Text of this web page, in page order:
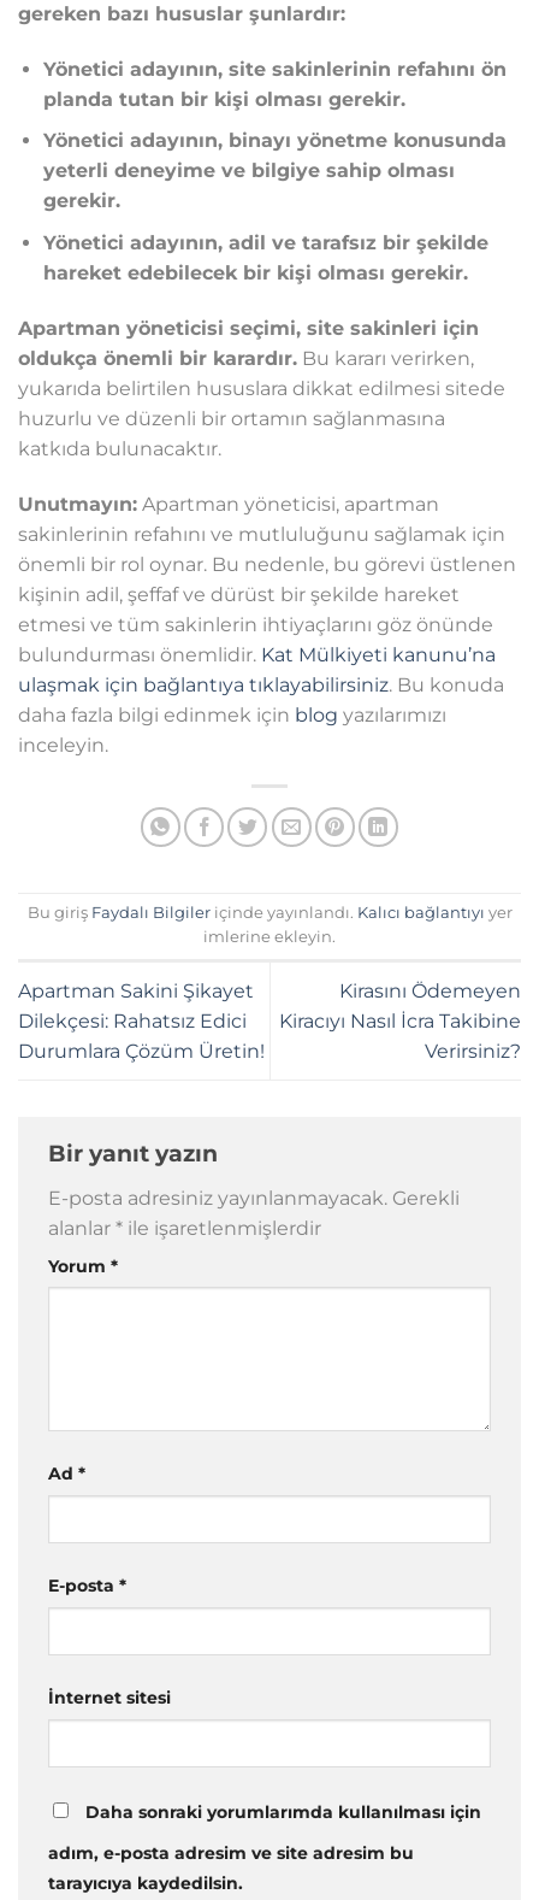
gereken bazı hususlar şunlardır:
Yönetici adayının, site sakinlerinin refahını ön
planda tutan bir kişi olması gerekir.
Yönetici adayının, binayı yönetme konusunda
yeterli deneyime ve bilgiye sahip olması
gerekir.
Yönetici adayının, adil ve tarafsız bir şekilde
hareket edebilecek bir kişi olması gerekir.
Apartman yöneticisi seçimi, site sakinleri için
oldukça önemli bir karardır. Bu kararı verirken,
yukarıda belirtilen hususlara dikkat edilmesi sitede
huzurlu ve düzenli bir ortamın sağlanmasına
katkıda bulunacaktır.
Unutmayın: Apartman yöneticisi, apartman
sakinlerinin refahını ve mutluluğunu sağlamak için
önemli bir rol oynar. Bu nedenle, bu görevi üstlenen
kişinin adil, şeffaf ve dürüst bir şekilde hareket
etmesi ve tüm sakinlerin ihtiyaçlarını göz önünde
bulundurması önemlidir. Kat Mülkiyeti kanunu’na
ulaşmak için bağlantıya tıklayabilirsiniz. Bu konuda
daha fazla bilgi edinmek için blog yazılarımızı
inceleyin.
Bu giriş Faydalı Bilgileriçinde yayınlandı. Kalıcı bağlantıyı yer
imlerine ekleyin.
Apartman Sakini Şikayet
Dilekçesi: Rahatsız Edici
Durumlara Çözüm Üretin!
Kirasını Ödemeyen
Kiracıyı Nasıl İcra Takibine
Verirsiniz?
Bir yanıt yazın
E-posta adresiniz yayınlanmayacak. Gerekli
alanlar * ile işaretlenmişlerdir
Yorum *
Ad *
E-posta *
İnternet sitesi
Daha sonraki yorumlarımda kullanılması için
adım, e-posta adresim ve site adresim bu
tarayıcıya kaydedilsin.